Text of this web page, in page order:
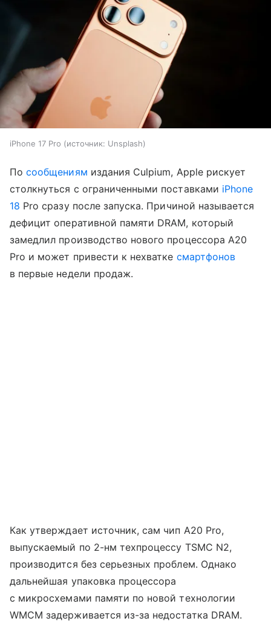
iPhone 17 Pro источник: Unsplash
Посообщениям издания Culpium, Apple рискует
столкнуться с ограниченными поставками iPhone
18 Pro сразу после запуска. Причиной называется
дефицит оперативной памяти DRAM, который
замедлил производство нового процессора A20
Pro и может привести к нехватке смартфонов
в первые недели продаж.
Как утверждает источник, сам чип A20 Pro,
выпускаемый по 2-нм техпроцессу TSMC N2,
производится без серьезных проблем. Однако
дальнейшая упаковка процессора
с микросхемами памяти по новой технологии
WMCM задерживается из-за недостатка DRAM.